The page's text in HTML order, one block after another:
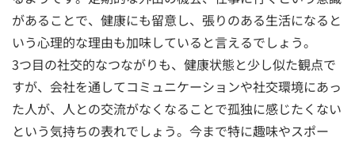
があることで、健康にも留意し、張りのある生活になると
いう心理的な理由も加味していると言えるでしょう。
3つ目の社交的なつながりも、健康状態と少し似た観点で
すが、会社を通してコミュニケーションや社交環境にあっ
た人が、人との交流がなくなることで孤独に感じたくない
という気持ちの表れでしょう。今まで特に趣味やスポー